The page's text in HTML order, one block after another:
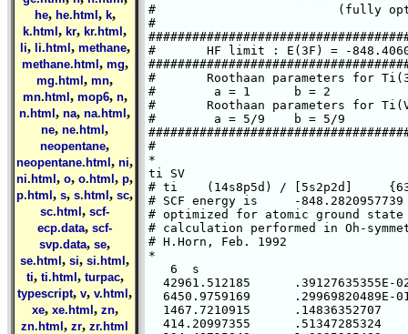
he, he.html , k,
k.html , kr, kr.html ,
li, li.html , methane,
methane.html , mg,
mg.html , mn,
mn.html , mop6, n,
n.html , na, na.html ,
ne, ne.html ,
neopentane,
neopentane.html , ni,
ni.html , o, o.html , p,
p.html , s, s.html , sc,
sc.html , scf-
ecp.data, scf-
svp.data, se,
se.html , si, si.html ,
ti, ti.html , turpac,
typescript, v, v.html ,
xe, xe.html , zn,
zn.html , zr, zr.html